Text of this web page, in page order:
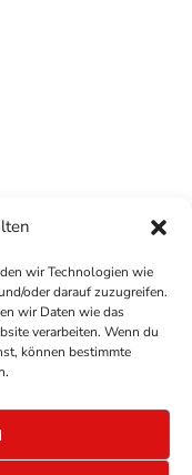
wir Technologien wie
oder darauf zuzugreifen.
wir Daten wie das
verarbeiten. Wenn du
können bestimmte